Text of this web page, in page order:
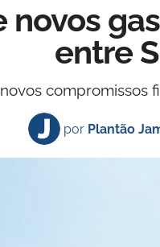
novos
entre
compromissos
por Plantão